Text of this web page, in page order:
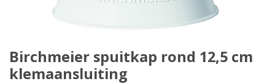
Birchmeier spuitkap rond 12,5 cm
klemaansluiting